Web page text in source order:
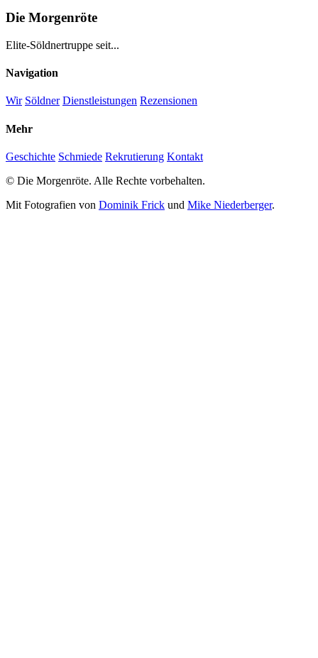
Die Morgenröte
Elite-Söldnertruppe seit...
Navigation
Wir Söldner Dienstleistungen Rezensionen
Mehr
Geschichte Schmiede Rekrutierung Kontakt
© Die Morgenröte. Alle Rechte vorbehalten.
Mit Fotografien von Dominik Frick und Mike Niederberger.